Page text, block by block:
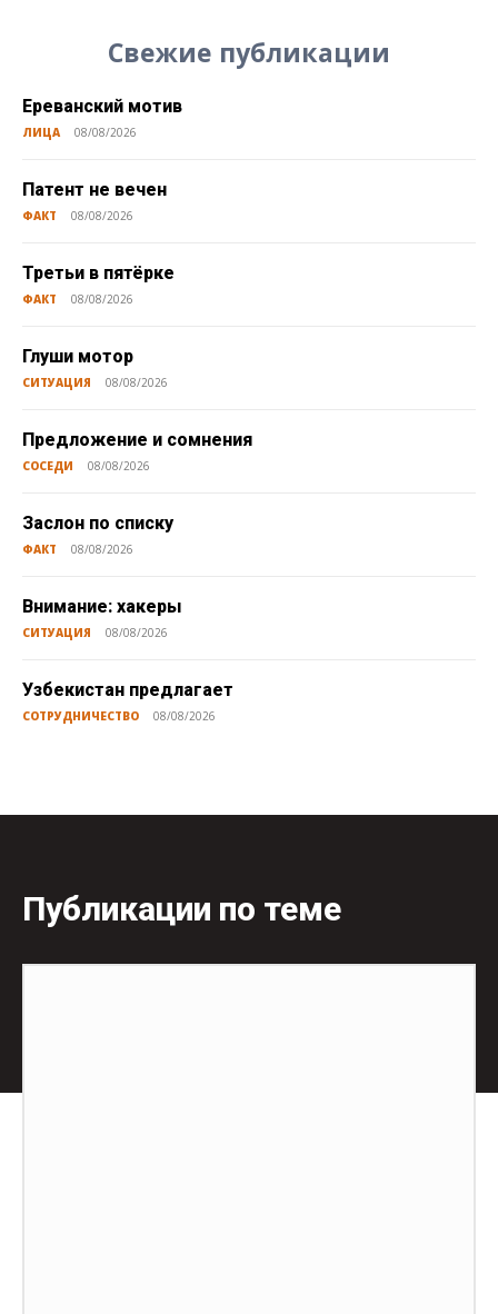
Свежие публикации
Ереванский мотив
ЛИЦА 08/08/2026
Патент не вечен
ФАКТ 08/08/2026
Третьи в пятёрке
ФАКТ 08/08/2026
Глуши мотор
СИТУАЦИЯ 08/08/2026
Предложение и сомнения
СОСЕДИ 08/08/2026
Заслон по списку
ФАКТ 08/08/2026
Внимание: хакеры
СИТУАЦИЯ 08/08/2026
Узбекистан предлагает
СОТРУДНИЧЕСТВО 08/08/2026
Публикации по теме